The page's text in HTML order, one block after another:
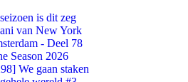
is dit zeg
van New York
- Deel 78
Season 2026
We gaan staken